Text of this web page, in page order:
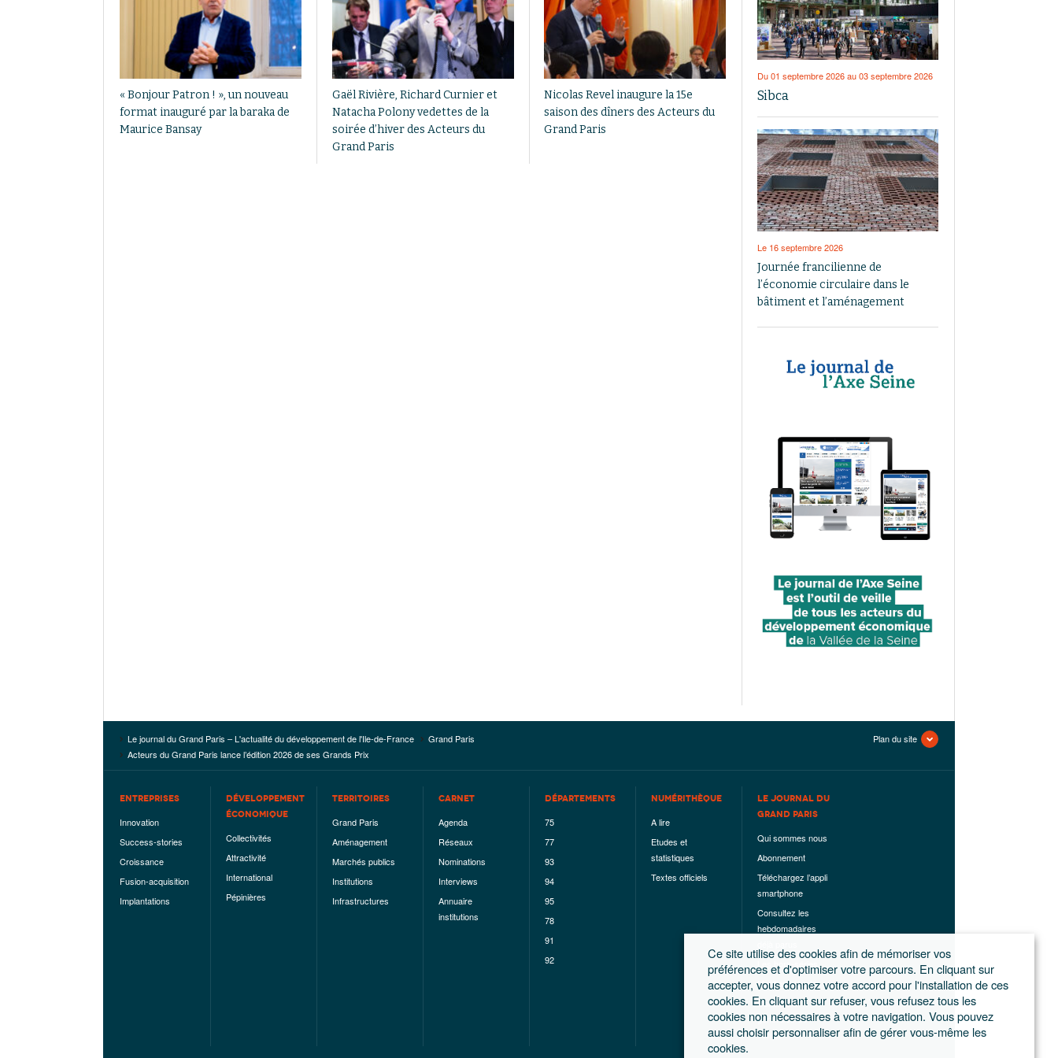
« Bonjour Patron ! », un nouveau
format inauguré par la baraka de
Maurice Bansay
Gaël Rivière, Richard Curnier et
Natacha Polony vedettes de la
soirée d’hiver des Acteurs du
Grand Paris
Nicolas Revel inaugure la 15e
saison des dîners des Acteurs du
Grand Paris
Du 01 septembre 2026 au 03 septembre 2026
Sibca
Le 16 septembre 2026
Journée francilienne de
l’économie circulaire dans le
bâtiment et l’aménagement
Le journal du Grand Paris – L'actualité du développement de l'Ile-de-France
Grand Paris
Acteurs du Grand Paris lance l’édition 2026 de ses Grands Prix
Plan du site
ENTREPRISES
Innovation
Success-stories
Croissance
Fusion-acquisition
Implantations
DÉVELOPPEMENT
ÉCONOMIQUE
Collectivités
Attractivité
International
Pépinières
TERRITOIRES
Grand Paris
Aménagement
Marchés publics
Institutions
Infrastructures
CARNET
Agenda
Réseaux
Nominations
Interviews
Annuaire
institutions
DÉPARTEMENTS
75
77
93
94
95
78
91
92
NUMÉRITHÈQUE
A lire
Etudes et
statistiques
Textes officiels
LE JOURNAL DU
GRAND PARIS
Qui sommes nous
Abonnement
Téléchargez l’appli
smartphone
Consultez les
hebdomadaires
Les hors-séries
Mentions légales
Conditions
générales de
ventes
Ce site utilise des cookies afin de mémoriser vos
préférences et d'optimiser votre parcours. En cliquant sur
accepter, vous donnez votre accord pour l'installation de ces
cookies. En cliquant sur refuser, vous refusez tous les
cookies non nécessaires à votre navigation. Vous pouvez
aussi choisir personnaliser afin de gérer vous-même les
cookies.